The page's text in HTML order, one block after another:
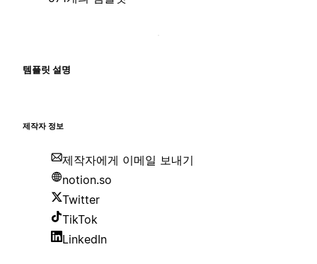
템플릿 설명
제작자 정보
제작자에게 이메일 보내기
notion.so
Twitter
TikTok
LinkedIn